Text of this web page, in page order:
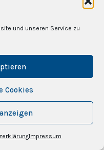
und unseren Service zu
Cookies
Impressum
| Tel.: 03371 681614 |